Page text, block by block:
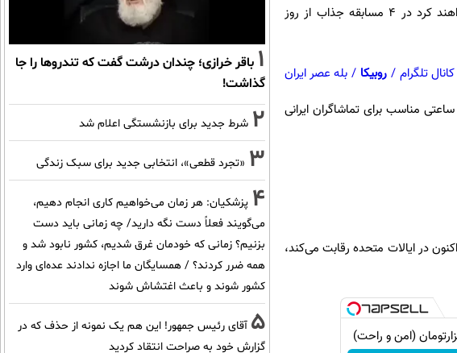
۶ تیم اروپایی به همراه یک نماینده از آفریقا و یک نماینده از آمریکای جنوبی تلاش خواهند کرد در ۴ مسابقه جذاب از روز
تلگرام / روبیکا / بله عصر ایران
مناسب برای تماشاگران ایرانی
که اکنون در ایالات متحده رقابت می‌کند،
1 باقر خرازی؛ چندان درشت گفت که تندروها را جا
گذاشت!
2 شرط جدید برای بازنشستگی اعلام شد
3 «تجرد قطعی»، انتخابی جدید برای سبک زندگی
4 پزشکیان: هر زمان می‌خواهیم کاری انجام دهیم،
می‌گویند فعلاً دست نگه دارید/ چه زمانی باید دست
بزنیم؟ زمانی که خودمان غرق شدیم، کشور نابود شد و
همه ضرر کردند؟ / همسایگان ما اجازه ندادند عده‌ای وارد
کشور شوند و باعث اغتشاش شوند
5 آقای رئیس جمهور! این هم یک نمونه از حذف که در
گزارش خود به صراحت انتقاد کردید